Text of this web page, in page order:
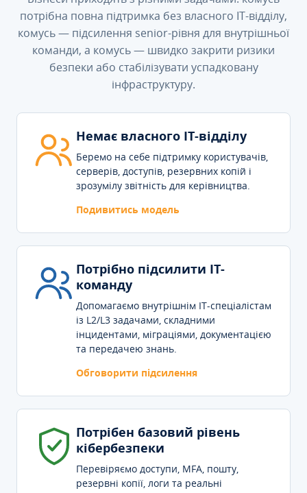
потрібна повна підтримка без власного IT-відділу,
комусь — підсилення senior-рівня для внутрішньої
команди, а комусь — швидко закрити ризики
безпеки або стабілізувати успадковану
інфраструктуру.
Немає власного IT-відділу
Беремо на себе підтримку користувачів,
серверів, доступів, резервних копій і
зрозумілу звітність для керівництва.
Подивитись модель
Потрібно підсилити IT-
команду
Допомагаємо внутрішнім IT-спеціалістам
із L2/L3 задачами, складними
інцидентами, міграціями, документацією
та передачею знань.
Обговорити підсилення
Потрібен базовий рівень
кібербезпеки
Перевіряємо доступи, MFA, пошту,
резервні копії, логи та реальні